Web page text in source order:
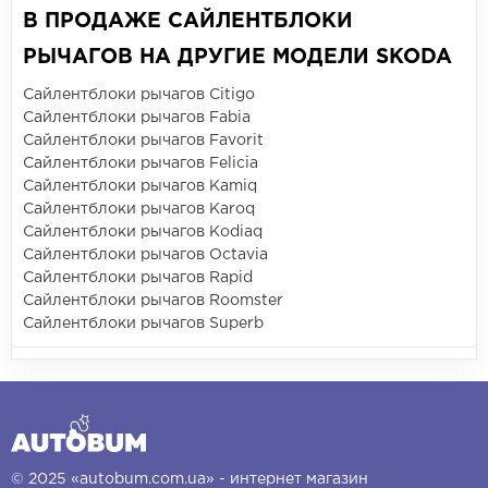
В ПРОДАЖЕ САЙЛЕНТБЛОКИ
РЫЧАГОВ НА ДРУГИЕ МОДЕЛИ SKODA
Сайлентблоки рычагов Citigo
Сайлентблоки рычагов Fabia
Сайлентблоки рычагов Favorit
Сайлентблоки рычагов Felicia
Сайлентблоки рычагов Kamiq
Сайлентблоки рычагов Karoq
Сайлентблоки рычагов Kodiaq
Сайлентблоки рычагов Octavia
Сайлентблоки рычагов Rapid
Сайлентблоки рычагов Roomster
Сайлентблоки рычагов Superb
© 2025 «autobum.com.ua» - интернет магазин